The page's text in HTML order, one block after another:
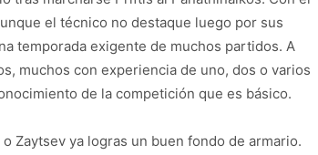
el técnico no destaque luego por sus
temporada exigente de muchos partidos. A
muchos con experiencia de uno, dos o varios
de la competición que es básico.
Zaytsev ya logras un buen fondo de armario.